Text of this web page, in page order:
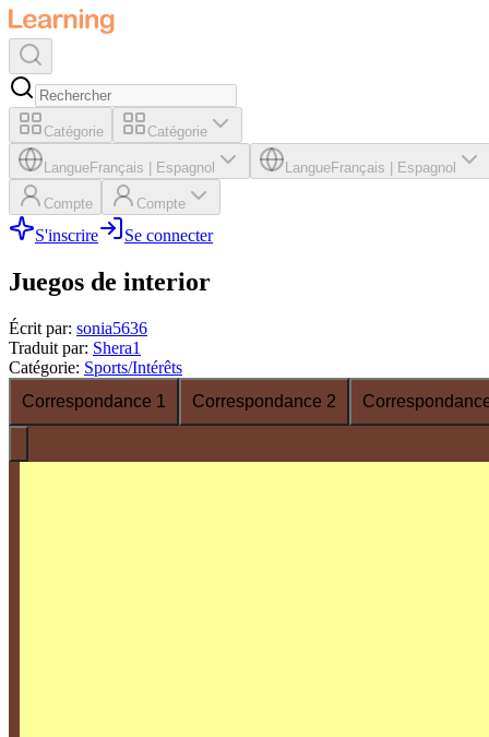
Catégorie Catégorie
LangueFrançais Espagnol LangueFrançais Espagnol
Compte Compte
S'inscrire Se connecter
Juegos de interior
Écrit par: sonia5636
Traduit par: Shera1
Catégorie: Sports/Intérêts
Correspondance 1
Correspondance 2